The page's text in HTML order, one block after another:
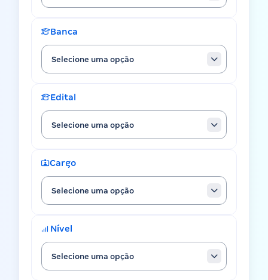
Banca
Selecione uma opção
Edital
Selecione uma opção
Cargo
Selecione uma opção
Nível
Selecione uma opção